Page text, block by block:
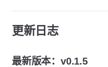
更新日志
最新版本：v0.1.5